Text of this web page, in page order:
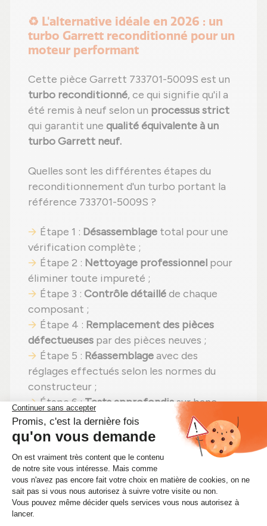
♻️ L'alternative idéale en 2026 : un
turbo Garrett reconditionné pour un
moteur performant
Cette pièce Garrett 733701-5009S est un
turbo reconditionné, ce qui signifie qu'il a
été remis à neuf selon un processus strict
qui garantit une qualité équivalente à un
turbo Garrett neuf.
Quelles sont les différentes étapes du
reconditionnement d'un turbo portant la
référence 733701-5009S ?
Étape 1 : Désassemblage total pour une
vérification complète ;
Étape 2 : Nettoyage professionnel pour
éliminer toute impureté ;
Étape 3 : Contrôle détailléde chaque
composant ;
Étape 4 : Remplacement des pièces
défectueuses par des pièces neuves ;
Étape 5 : Réassemblageavec des
réglages effectués selon les normes du
constructeur ;
Étape 6 :Tests approfondissur banc
d'essai Schenck avant expédition.
turbocompresseur
reconditionné, vous faites un pari gagnant :
performances identiques,une solution plus
économique (aujourd'hui à seulement
275,50 €)et unimpact environnemental